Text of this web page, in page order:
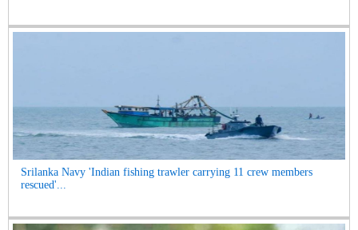
Srilanka Navy 'Indian fishing trawler carrying 11 crew members
rescued'...